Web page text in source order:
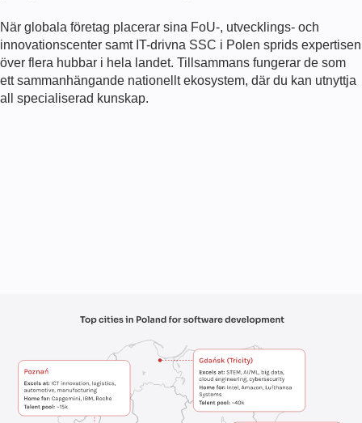
När globala företag placerar sina FoU-, utvecklings- och
innovationscenter samt IT-drivna SSC i Polen sprids expertisen
över flera hubbar i hela landet. Tillsammans fungerar de som
ett sammanhängande nationellt ekosystem, där du kan utnyttja
all specialiserad kunskap.